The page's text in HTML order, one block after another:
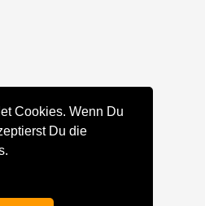
Cookies. Wenn Du
Du die